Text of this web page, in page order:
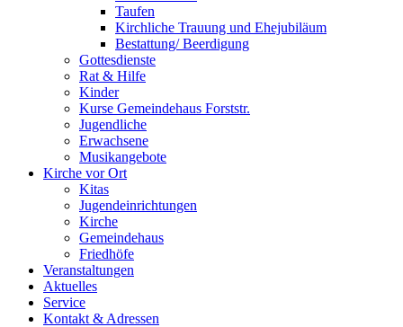
Taufen
Kirchliche Trauung und Ehejubiläum
Bestattung/ Beerdigung
Gottesdienste
Rat & Hilfe
Kinder
Kurse Gemeindehaus Forststr.
Jugendliche
Erwachsene
Musikangebote
Kirche vor Ort
Kitas
Jugendeinrichtungen
Kirche
Gemeindehaus
Friedhöfe
Veranstaltungen
Aktuelles
Service
Kontakt & Adressen